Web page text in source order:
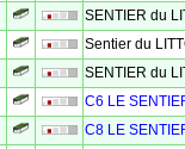
SENTIER du
Sentier du
SENTIER du
C6 LE
C8 LE